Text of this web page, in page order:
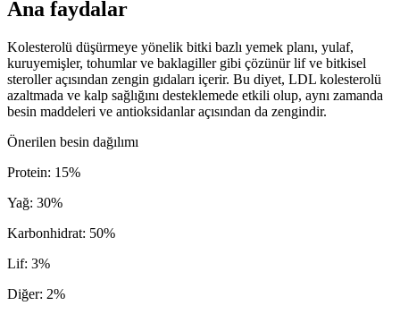
Ana faydalar
Kolesterolü düşürmeye yönelik bitki bazlı yemek planı, yulaf,
kuruyemişler, tohumlar ve baklagiller gibi çözünür lif ve bitkisel
steroller açısından zengin gıdaları içerir. Bu diyet, LDL kolesterolü
azaltmada ve kalp sağlığını desteklemede etkili olup, aynı zamanda
besin maddeleri ve antioksidanlar açısından da zengindir.
Önerilen besin dağılımı
Protein: 15%
Yağ: 30%
Karbonhidrat: 50%
Lif: 3%
Diğer: 2%